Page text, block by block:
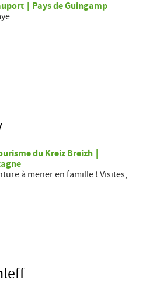
Pays de Guingamp
du Kreiz Breizh
à mener en famille ! Visites,